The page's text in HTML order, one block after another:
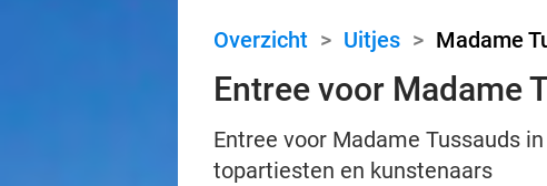
Overzicht > Uitjes > Madame
Entree voor Madame
Entree voor Madame Tussauds
topartiesten en kunstenaars